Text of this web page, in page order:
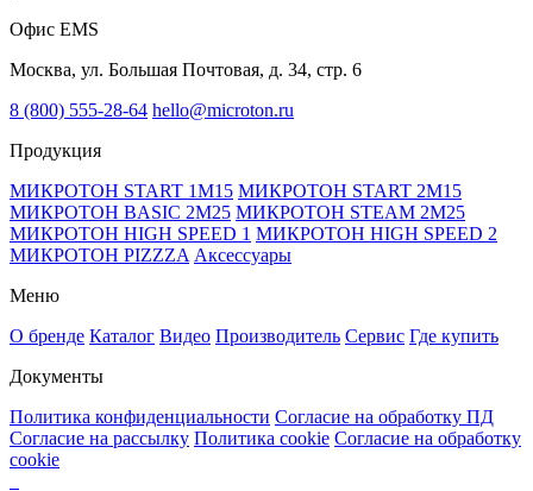
Офис EMS
Москва, ул. Большая Почтовая, д. 34, стр. 6
8 (800) 555-28-64 hello@microton.ru
Продукция
МИКРОТОН START 1М15 МИКРОТОН START 2M15
МИКРОТОН BASIC 2М25 МИКРОТОН STEAM 2М25
МИКРОТОН HIGH SPEED 1 МИКРОТОН HIGH SPEED 2
МИКРОТОН PIZZZA Аксессуары
Меню
О бренде Каталог Видео Производитель Сервис Где купить
Документы
Политика конфиденциальности Согласие на обработку ПД
Согласие на рассылку Политика cookie Согласие на обработку
cookie